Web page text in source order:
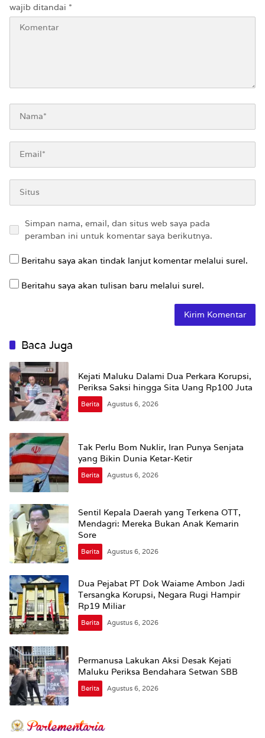
wajib ditandai *
Simpan nama, email, dan situs web saya pada
peramban ini untuk komentar saya berikutnya.
Beritahu saya akan tindak lanjut komentar melalui surel.
Beritahu saya akan tulisan baru melalui surel.
Baca Juga
Kejati Maluku Dalami Dua Perkara Korupsi,
Periksa Saksi hingga Sita Uang Rp100 Juta
Berita Agustus 6, 2026
Tak Perlu Bom Nuklir, Iran Punya Senjata
yang Bikin Dunia Ketar-Ketir
Berita Agustus 6, 2026
Sentil Kepala Daerah yang Terkena OTT,
Mendagri: Mereka Bukan Anak Kemarin
Sore
Berita Agustus 6, 2026
Dua Pejabat PT Dok Waiame Ambon Jadi
Tersangka Korupsi, Negara Rugi Hampir
Rp19 Miliar
Berita Agustus 6, 2026
Permanusa Lakukan Aksi Desak Kejati
Maluku Periksa Bendahara Setwan SBB
Berita Agustus 6, 2026